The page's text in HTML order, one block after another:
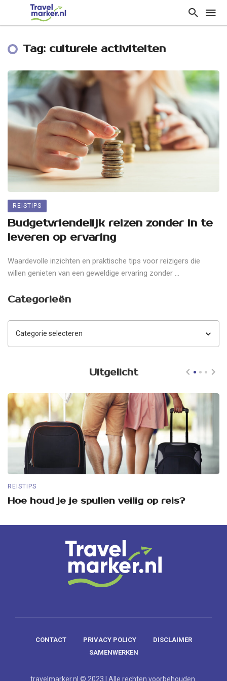
Tag: culturele activiteiten
REISTIPS
Budgetvriendelijk reizen zonder in te
leveren op ervaring
Waardevolle inzichten en praktische tips voor reizigers die
willen genieten van een geweldige ervaring zonder ...
Categorieën
Uitgelicht
REISTIPS
Hoe houd je je spullen veilig op reis?
CONTACT PRIVACY POLICY
DISCLAIMER
SAMENWERKEN
travelmarker.nl © 2023 | Alle rechten voorbehouden.